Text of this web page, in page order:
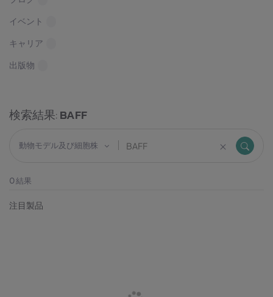
イベント
キャリア
出版物
検索結果:BAFF
動物モデル及び細胞株
0結果
注目製品